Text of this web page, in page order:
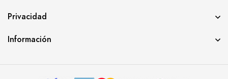
Privacidad
Información